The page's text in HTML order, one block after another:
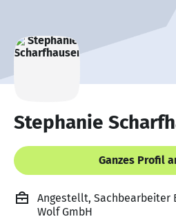
Stephanie
Ganzes Profil
Angestellt, Sachbearbeiter
Wolf GmbH